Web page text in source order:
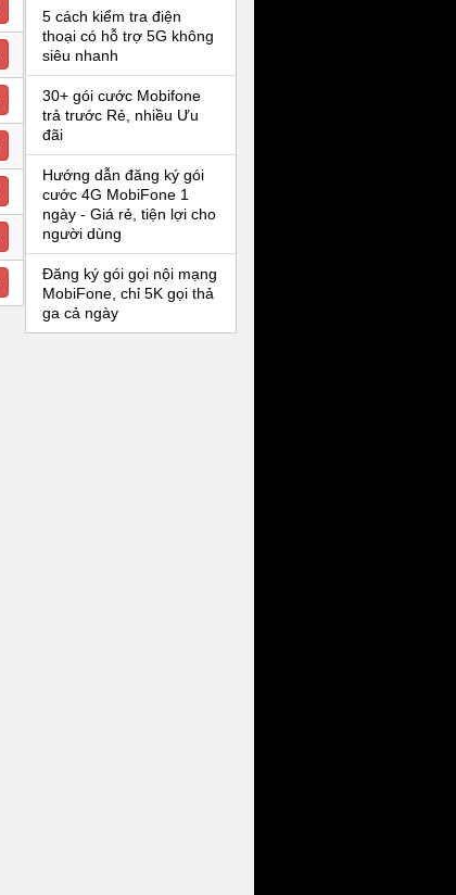
5 cách kiểm tra điện
thoại có hỗ trợ 5G không
siêu nhanh
30+ gói cước Mobifone
trả trước Rẻ, nhiều Ưu
đãi
Hướng dẫn đăng ký gói
cước 4G MobiFone 1
ngày - Giá rẻ, tiện lợi cho
người dùng
Đăng ký gói gọi nội mạng
MobiFone, chỉ 5K gọi thả
ga cả ngày